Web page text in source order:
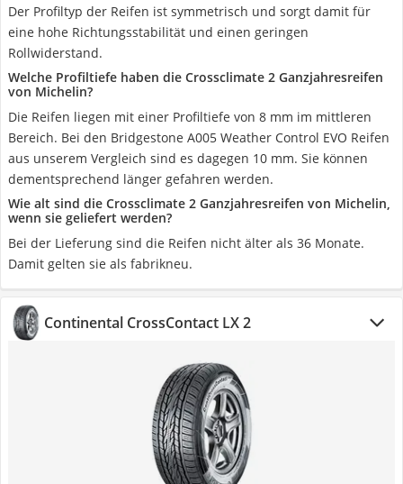
Der Profiltyp der Reifen ist symmetrisch und sorgt damit für
eine hohe Richtungsstabilität und einen geringen
Rollwiderstand.
Welche Profiltiefe haben die Crossclimate 2 Ganzjahresreifen
von Michelin?
Die Reifen liegen mit einer Profiltiefe von 8 mm im mittleren
Bereich. Bei den Bridgestone A005 Weather Control EVO Reifen
aus unserem Vergleich sind es dagegen 10 mm. Sie können
dementsprechend länger gefahren werden.
Wie alt sind die Crossclimate 2 Ganzjahresreifen von Michelin,
wenn sie geliefert werden?
Bei der Lieferung sind die Reifen nicht älter als 36 Monate.
Damit gelten sie als fabrikneu.
Continental CrossContact LX 2